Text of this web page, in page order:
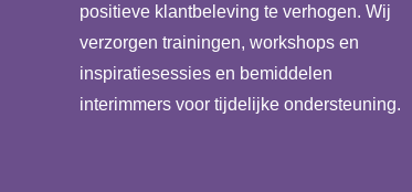
positieve klantbeleving te verhogen. Wij
verzorgen trainingen, workshops en
inspiratiesessies en bemiddelen
interimmers voor tijdelijke ondersteuning.